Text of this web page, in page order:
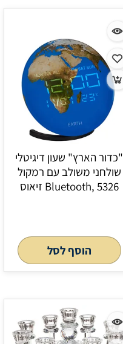
"כדור הארץ" שעון דיגיטלי
שולחני משולב עם רמקול
Bluetooth, 5326 זיאוס
הוסף לסל